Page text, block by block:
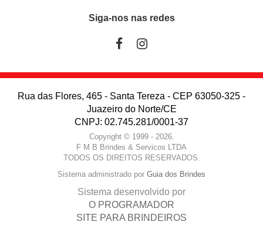
Siga-nos nas redes
Rua das Flores, 465 - Santa Tereza - CEP 63050-325 -
Juazeiro do Norte/CE
CNPJ: 02.745.281/0001-37
Copyright © 1999 - 2026.
F M B Brindes & Servicos LTDA
TODOS OS DIREITOS RESERVADOS.
Sistema administrado por Guia dos Brindes
Sistema desenvolvido por
O PROGRAMADOR
SITE PARA BRINDEIROS